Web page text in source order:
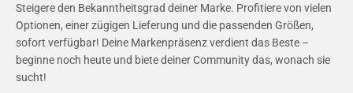
Steigere den Bekanntheitsgrad deiner Marke. Profitiere von vielen
Optionen, einer zügigen Lieferung und die passenden Größen,
sofort verfügbar! Deine Markenpräsenz verdient das Beste –
beginne noch heute und biete deiner Community das, wonach sie
sucht!